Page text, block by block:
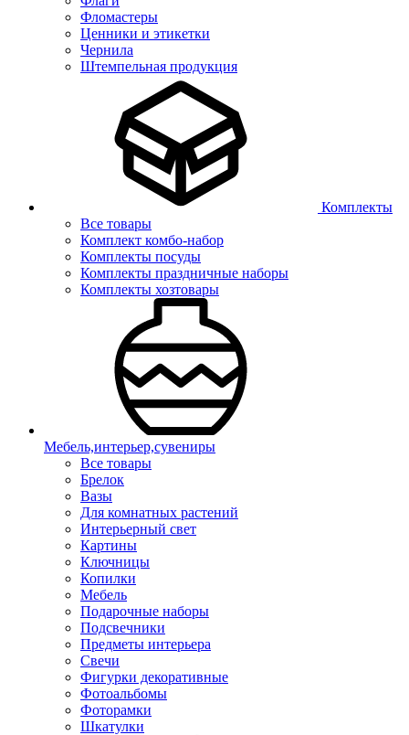
Фломастеры
Ценники и этикетки
Чернила
Штемпельная продукция
Комплекты
Все товары
Комплект комбо-набор
Комплекты посуды
Комплекты праздничные наборы
Комплекты хозтовары
Мебель,интерьер,сувениры
Все товары
Брелок
Вазы
Для комнатных растений
Интерьерный свет
Картины
Ключницы
Копилки
Мебель
Подарочные наборы
Подсвечники
Предметы интерьера
Свечи
Фигурки декоративные
Фотоальбомы
Фоторамки
Шкатулки